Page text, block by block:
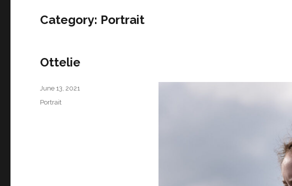
Category: Portrait
Ottelie
Posted
on
June 13, 2021
Categories
Portrait